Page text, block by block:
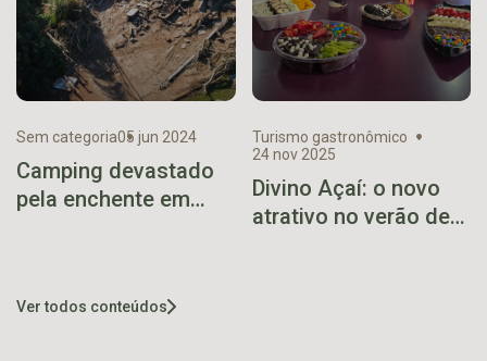
Sem categoria05 jun 2024
Camping devastado
pela enchente em
Turismo gastronômico
24 nov 2025
Divino Açaí: o novo
atrativo no verão de
Ver todos conteúdos